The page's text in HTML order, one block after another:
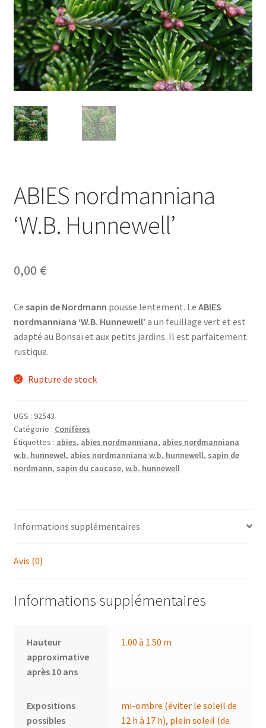
ABIES nordmanniana
‘W.B. Hunnewell’
0,00 €
Ce sapin de Nordmann pousse lentement. Le ABIES
nordmanniana ‘W.B. Hunnewell’ a un feuillage vert et est
adapté au Bonsaï et aux petits jardins. Il est parfaitement
rustique.
Rupture de stock
UGS : 92543
Catégorie : Conifères
Étiquettes : abies, abies nordmanniana, abies nordmanniana
w.b. hunnewel, abies nordmanniana w.b. hunnewell, sapin de
nordmann, sapin du caucase, w.b. hunnewell
Informations supplémentaires
Avis (0)
Informations supplémentaires
Hauteur
approximative
après 10 ans
1.00 à 1.50 m
Expositions
possibles
mi-ombre (éviter le soleil de
12 h à 17 h), plein soleil (de